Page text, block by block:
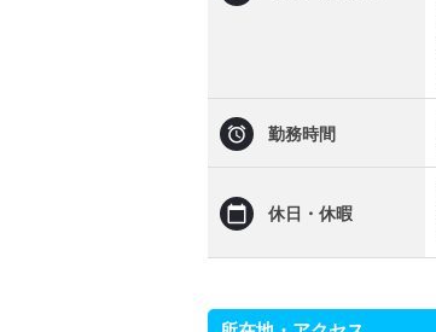
勤務時間
休日・休暇